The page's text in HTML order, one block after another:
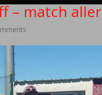
– match aller